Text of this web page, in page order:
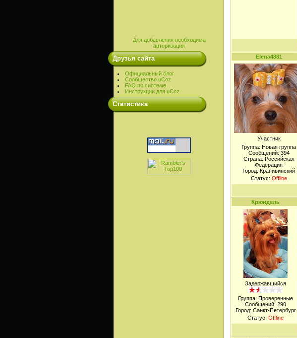
Для добавления необходима
авторизация
Друзья сайта
Официальный блог
Сообщество uCoz
FAQ по системе
Инструкции для uCoz
Cтатистика
Elena4881
Участник
Группа: Новая группа
Сообщений: 394
Страна: Российская
Федерация
Город: Крапивинский
Статус: Offline
Крюндель
Задержавшийся
Группа: Проверенные
Сообщений: 290
Город: Санкт-Петербург
Статус: Offline